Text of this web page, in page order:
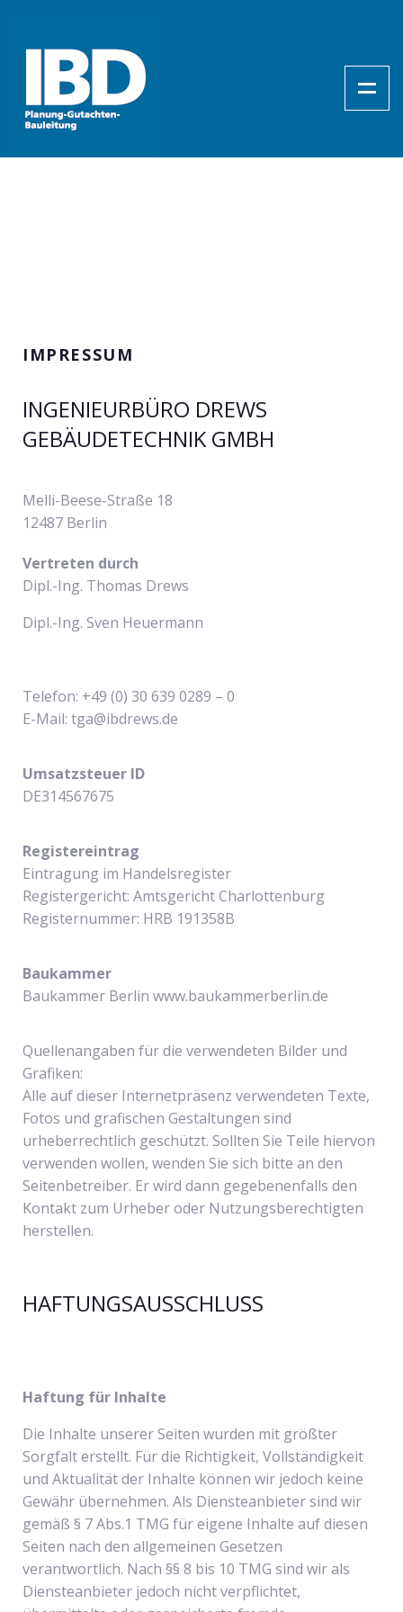
IMPRESSUM
INGENIEURBÜRO DREWS
GEBÄUDETECHNIK GMBH
Melli-Beese-Straße 18
12487 Berlin
Vertreten durch
Dipl.-Ing. Thomas Drews
Dipl.-Ing. Sven Heuermann
Telefon: +49 (0) 30 639 0289 – 0
E-Mail: tga@ibdrews.de
Umsatzsteuer ID
DE314567675
Registereintrag
Eintragung im Handelsregister
Registergericht: Amtsgericht Charlottenburg
Registernummer: HRB 191358B
Baukammer
Baukammer Berlin www.baukammerberlin.de
Quellenangaben für die verwendeten Bilder und
Grafiken:
Alle auf dieser Internetpräsenz verwendeten Texte,
Fotos und grafischen Gestaltungen sind
urheberrechtlich geschützt. Sollten Sie Teile hiervon
verwenden wollen, wenden Sie sich bitte an den
Seitenbetreiber. Er wird dann gegebenenfalls den
Kontakt zum Urheber oder Nutzungsberechtigten
herstellen.
HAFTUNGSAUSSCHLUSS
Haftung für Inhalte
Die Inhalte unserer Seiten wurden mit größter
Sorgfalt erstellt. Für die Richtigkeit, Vollständigkeit
und Aktualität der Inhalte können wir jedoch keine
Gewähr übernehmen. Als Diensteanbieter sind wir
gemäß § 7 Abs.1 TMG für eigene Inhalte auf diesen
Seiten nach den allgemeinen Gesetzen
verantwortlich. Nach §§ 8 bis 10 TMG sind wir als
Diensteanbieter jedoch nicht verpflichtet,